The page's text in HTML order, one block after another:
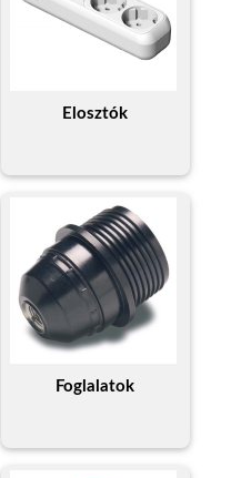
Elosztók
Foglalatok